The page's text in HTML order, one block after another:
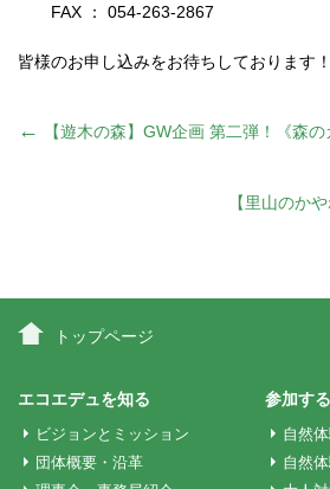
FAX ： 054-263-2867
皆様のお申し込みをお待ちしております！
投
ビ
ゲ
← 【遊木の森】GW企画 第二弾！《森の
【里山のか
トップページ
エコエデュを知る
ビジョンとミッション
団体概要・沿革
参加する
自然
自然